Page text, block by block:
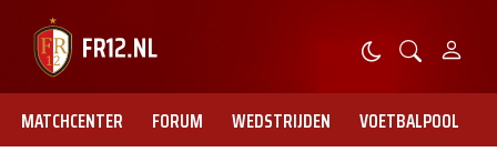
MATCHCENTER FORUM WEDSTRIJDEN VOETBALPOOL